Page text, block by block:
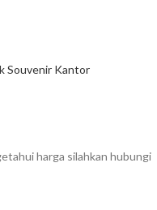
harga silahkan hubungi